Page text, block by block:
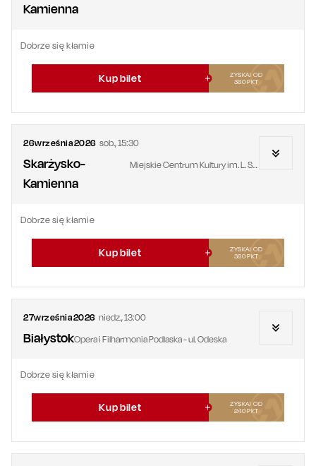
Kamienna
Dobrze się kłamie
Kup bilet
ZYSKAJ OD
360PKT
26września2026 sob.,15:30
Skarżysko-
Kamienna
Miejskie Centrum Kultury im. L. Staffa
Dobrze się kłamie
Kup bilet
ZYSKAJ OD
360PKT
27września2026 niedz.,13:00
BiałystokOpera i Filharmonia Podlaska - ul. Odeska
Dobrze się kłamie
Kup bilet
ZYSKAJ OD
240PKT